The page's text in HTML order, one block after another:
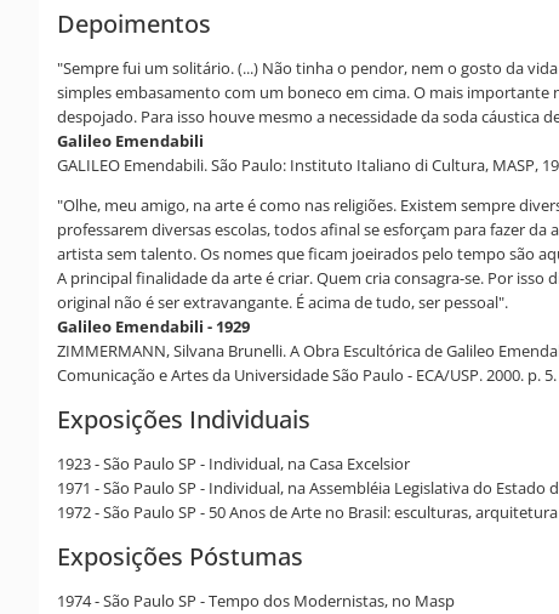
Depoimentos
"Sempre fui um solitário. (...) Não tinha o pendor, nem o gosto da
simples embasamento com um boneco em cima. O mais
despojado. Para isso houve mesmo a necessidade da soda cáustica
Galileo Emendabili
GALILEO Emendabili. São Paulo: Instituto Italiano di Cultura, MASP,
"Olhe, meu amigo, na arte é como nas religiões. Existem sempre
professarem diversas escolas, todos afinal se esforçam para fazer
artista sem talento. Os nomes que ficam joeirados pelo tempo são
A principal finalidade da arte é criar. Quem cria consagra-se. Por
original não é ser extravangante. É acima de tudo, ser pessoal".
Galileo Emendabili - 1929
ZIMMERMANN, Silvana Brunelli. A Obra Escultórica de Galileo
Comunicação e Artes da Universidade São Paulo - ECA/USP. 2000. p. 5.
Exposições Individuais
1923 - São Paulo SP - Individual, na Casa Excelsior
1971 - São Paulo SP - Individual, na Assembléia Legislativa do Estado
1972 - São Paulo SP - 50 Anos de Arte no Brasil: esculturas,
Exposições Póstumas
1974 - São Paulo SP - Tempo dos Modernistas, no Masp